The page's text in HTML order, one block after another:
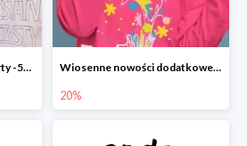
Wszystkie rodzinne t-shirty -50% Wiosenne nowości dodatkowe -20%
20%